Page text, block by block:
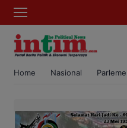
Home Nasional